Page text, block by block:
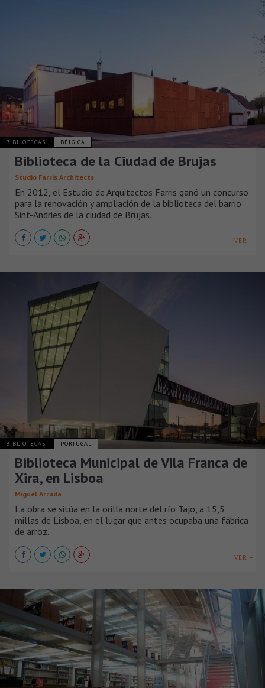
BIBLIOTECAS BÉLGICA
Biblioteca de la Ciudad de Brujas
Studio Farris Architects
En 2012, el Estudio de Arquitectos Farris ganó un concurso
para la renovación y ampliación de la biblioteca del barrio
Sint-Andries de la ciudad de Brujas.
VER +
BIBLIOTECAS PORTUGAL
Biblioteca Municipal de Vila Franca de
Xira, en Lisboa
Miguel Arruda
La obra se sitúa en la orilla norte del río Tajo, a 15,5
millas de Lisboa, en el lugar que antes ocupaba una fábrica
de arroz.
VER +